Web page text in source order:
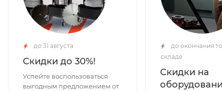
до 31 августа
Скидки до 30%!
Успейте воспользоваться
выгодным предложением от
до окончания
складе
Скидки на